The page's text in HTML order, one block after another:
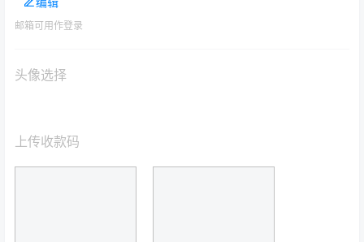
邮箱可用作登录
头像选择
上传收款码